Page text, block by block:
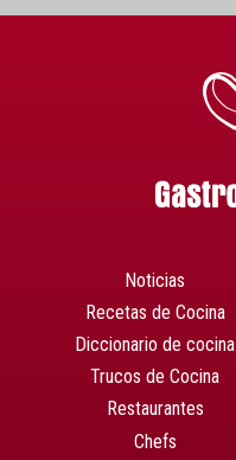
Noticias
Recetas de Cocina
Diccionario de cocina
Trucos de Cocina
Restaurantes
Chefs